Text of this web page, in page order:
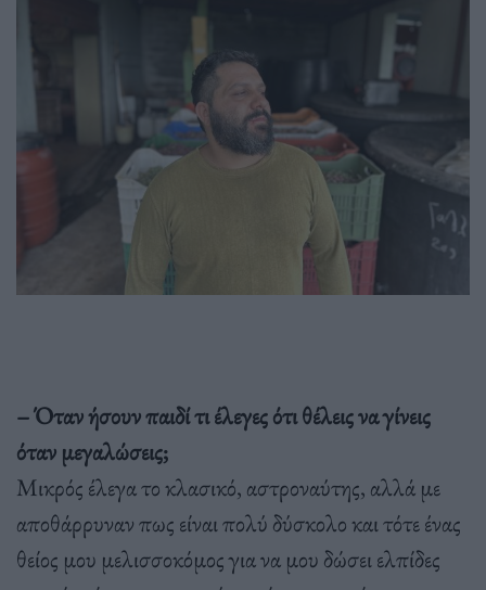
– Όταν ήσουν παιδί τι έλεγες ότι θέλεις να γίνεις
όταν μεγαλώσεις;
Μικρός έλεγα το κλασικό, αστροναύτης, αλλά με
αποθάρρυναν πως είναι πολύ δύσκολο και τότε ένας
θείος μου μελισσοκόμος για να μου δώσει ελπίδες